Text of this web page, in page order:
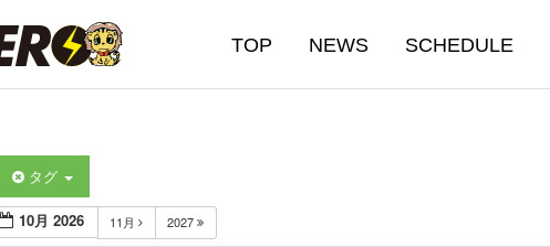
TOP NEWS SCHEDULE
タグ
10月 2026 11月 2027